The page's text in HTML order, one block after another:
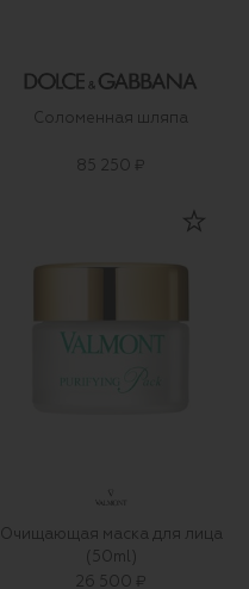
Соломенная шляпа
85 250 ₽
Очищающая маска для лица
(50ml)
26 500 ₽